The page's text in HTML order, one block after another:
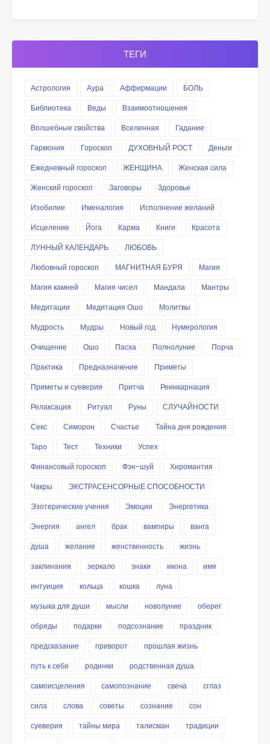
ТЕГИ
Астрология Аура Аффирмации
БОЛЬ
Библиотека
Веды
Взаимоотношения
Волшебные свойства
Вселенная
Гадание
Гармония
Гороскоп ДУХОВНЫЙ РОСТ
Деньги
Ежедневный гороскоп
ЖЕНЩИНА
Женская сила
Женский гороскоп
Заговоры
Здоровье
Изобилие
Именалогия
Исполнение желаний
Исцеление
Йога Карма Книги
Красота
ЛУННЫЙ КАЛЕНДАРЬ
ЛЮБОВЬ
Любовный гороскоп
МАГНИТНАЯ БУРЯ
Магия
Магия камней
Магия чисел Мандала
Мантры
Медитации
Медитация Ошо
Молитвы
Мудрость
Мудры Новый год
Нумерология
Очищение
Ошо Пасха Полнолуние
Порча
Практика
Предназначение
Приметы
Приметы и суеверия
Притча
Реинкарнация
Релаксация
Ритуал Руны
СЛУЧАЙНОСТИ
Секс
Симорон Счастье
Тайна дня рождения
Таро
Тест Техники
Успех
Финансовый гороскоп
Фэн-шуй
Хиромантия
Чакры
ЭКСТРАСЕНСОРНЫЕ СПОСОБНОСТИ
Эзотерические учения
Эмоции
Энергетика
Энергия
ангел брак вампиры
ванга
душа
желание женственность
жизнь
заклинания
зеркало знаки икона
имя
интуиция
кольца кошка
луна
музыка для души
мысли новолуние
оберег
обряды
подарки подсознание
праздник
предсказание
приворот
прошлая жизнь
путь к себе
родинки
родственная душа
самоисцеления
самопознание свеча
сглаз
сила
слова советы сознание
сон
суеверия
тайны мира талисман
традиции